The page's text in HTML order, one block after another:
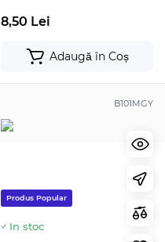
8,50 Lei
Adaugă în Coș
B101MGY
Produs Popular
In stoc